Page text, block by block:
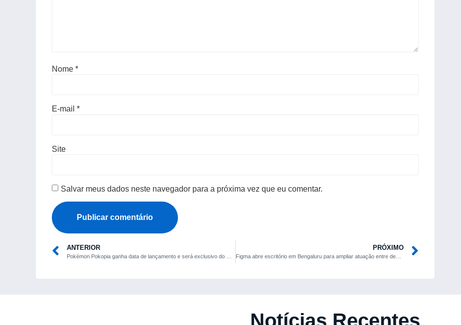
Nome *
E-mail *
Site
Salvar meus dados neste navegador para a próxima vez que eu comentar.
ANTERIOR PRÓXIMO
Figma abre escritório em Bengaluru para ampliar atuação entre desenvolvedores indianos
Notícias Recentes